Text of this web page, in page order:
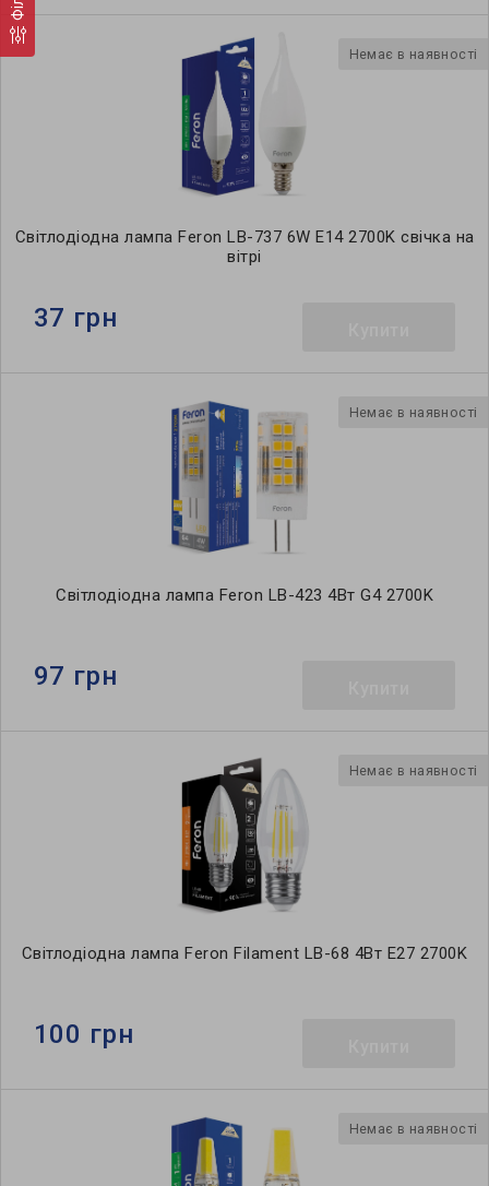
Немає в наявності
Світлодіодна лампа Feron LB-737 6W E14 2700K свічка на
вітрі
37 грн
Немає в наявності
Світлодіодна лампа Feron LB-423 4Вт G4 2700K
97 грн
Немає в наявності
Світлодіодна лампа Feron Filament LB-68 4Вт E27 2700K
100 грн
Немає в наявності